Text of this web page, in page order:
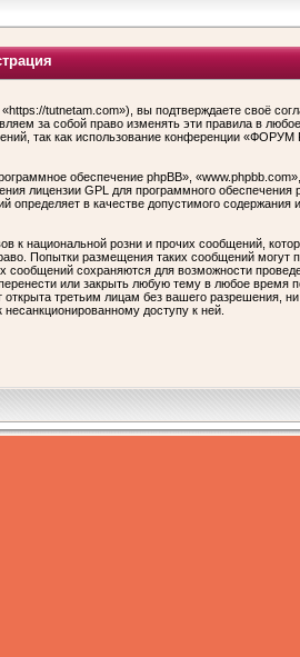
вы подтверждаете своё
за собой право изменять эти правила в
так как использование конференции
обеспечение phpBB»,
лицензии GPL для программного обеспечения
определяет в качестве допустимого содержания
к национальной розни и прочих сообщений,
Попытки размещения таких сообщений могут
сохраняются для возможности
или закрыть любую тему в любое время
третьим лицам без вашего разрешения,
доступу к ней.